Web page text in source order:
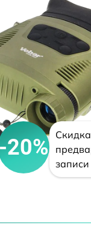
20%
записи